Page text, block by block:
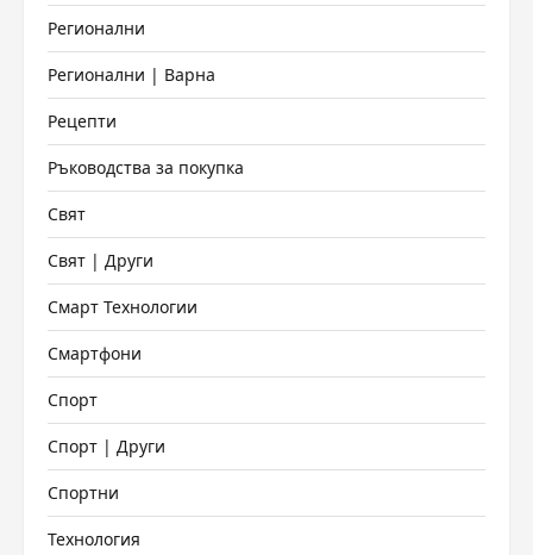
Регионални
Регионални | Варна
Рецепти
Ръководства за покупка
Свят
Свят | Други
Смарт Технологии
Смартфони
Спорт
Спорт | Други
Спортни
Технология